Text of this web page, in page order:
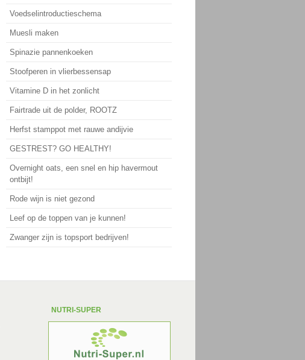
Voedselintroductieschema
Muesli maken
Spinazie pannenkoeken
Stoofperen in vlierbessensap
Vitamine D in het zonlicht
Fairtrade uit de polder, ROOTZ
Herfst stamppot met rauwe andijvie
GESTREST? GO HEALTHY!
Overnight oats, een snel en hip havermout
ontbijt!
Rode wijn is niet gezond
Leef op de toppen van je kunnen!
Zwanger zijn is topsport bedrijven!
NUTRI-SUPER